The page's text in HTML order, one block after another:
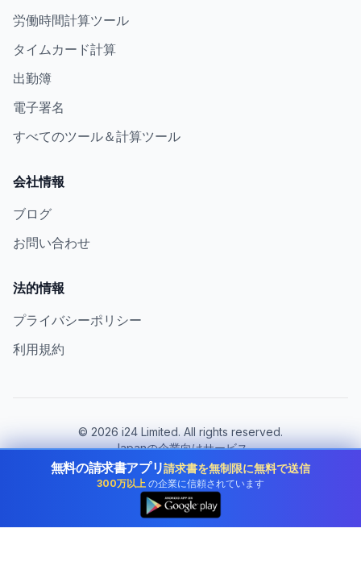
労働時間計算ツール
タイムカード計算
出勤簿
電子署名
すべてのツール＆計算ツール
会社情報
ブログ
お問い合わせ
法的情報
プライバシーポリシー
利用規約
© 2026 i24 Limited. All rights reserved.
Japanの企業向けサービス
国を変更:
Japan
無料の請求書アプリ請求書を無制限に無料で送信
300万以上 の企業に信頼されています